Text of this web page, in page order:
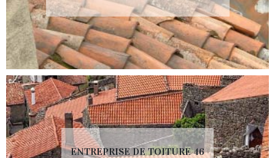
ENTREPRISE DE TOITURE 46